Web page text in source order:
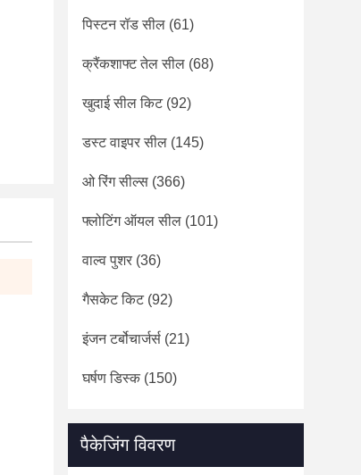
पिस्टन रॉड सील (61)
क्रैंकशाफ्ट तेल सील (68)
खुदाई सील किट(92)
डस्ट वाइपर सील (145)
ओ रिंग सील्स (366)
फ्लोटिंग ऑयल सील (101)
वाल्व पुशर (36)
गैसकेट किट(92)
इंजन टर्बोचार्जर्स (21)
घर्षण डिस्क (150)
पैकेजिंग विवरण